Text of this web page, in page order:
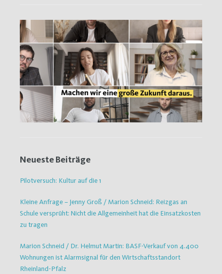
Neueste Beiträge
Pilotversuch: Kultur auf die 1
Kleine Anfrage – Jenny Groß / Marion Schneid: Reizgas an
Schule versprüht: Nicht die Allgemeinheit hat die Einsatzkosten
zu tragen
Marion Schneid / Dr. Helmut Martin: BASF-Verkauf von 4.400
Wohnungen ist Alarmsignal für den Wirtschaftsstandort
Rheinland-Pfalz